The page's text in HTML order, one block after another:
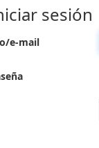
sesión
e-mail